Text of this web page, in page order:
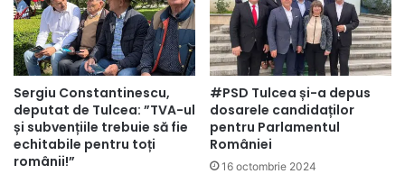
Sergiu Constantinescu,
deputat de Tulcea: ”TVA-ul
și subvențiile trebuie să fie
echitabile pentru toți
românii!”
#PSD Tulcea și-a depus
dosarele candidaților
pentru Parlamentul
României
16 octombrie 2024